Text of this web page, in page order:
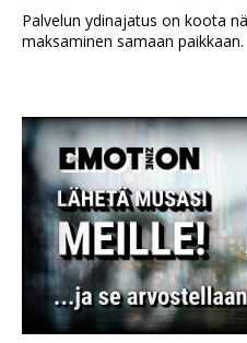
Palvelun ydinajatus on koota
maksaminen samaan paikkaan.